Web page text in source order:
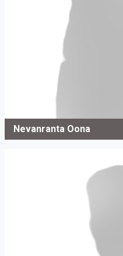
Nevanranta Oona